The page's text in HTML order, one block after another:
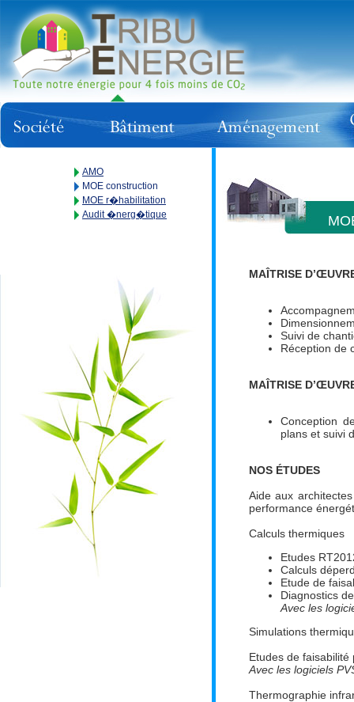
AMO
MOE construction
MOE r�habilitation
Audit �nerg�tique
MAÎTRISE
Suivi de
Réception de
MAÎTRISE
Conception
plans et suivi
NOS ÉTUDES
Aide aux
performance
Calculs thermiques
Etudes
Calculs
Etude de
Diagnostics
Avec les
Simulations
Etudes de
Avec les logiciels
Thermographie